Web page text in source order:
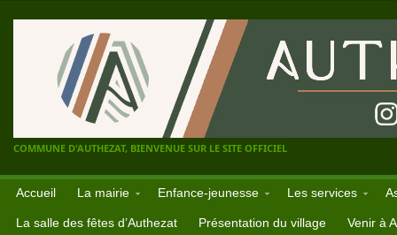
COMMUNE D'AUTHEZAT, BIENVENUE SUR LE SITE OFFICIEL
Accueil La mairie Enfance-jeunesse Les services
La salle des fêtes d’Authezat Présentation du village Venir à